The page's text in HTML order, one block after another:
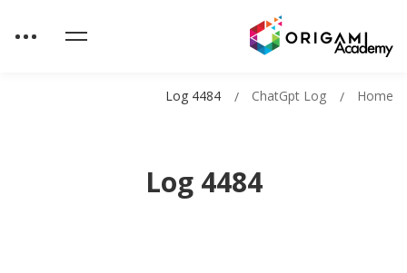
Log 4484
Home
ChatGpt Log
Log 4484